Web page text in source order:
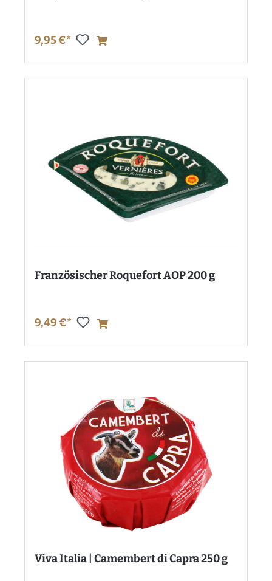
9,95 €*
Französischer Roquefort AOP 200 g
9,49 €*
Viva Italia | Camembert di Capra 250 g